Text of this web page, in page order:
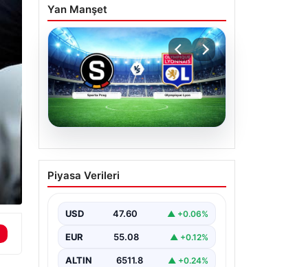
Yan Manşet
05.08.2026
(Özet) Sparta Prag –
Olympique Lyon Maçı
Anları
Piyasa Verileri
USD 47.60 ▲ +0.06%
EUR 55.08 ▲ +0.12%
ALTIN 6511.8 ▲ +0.24%